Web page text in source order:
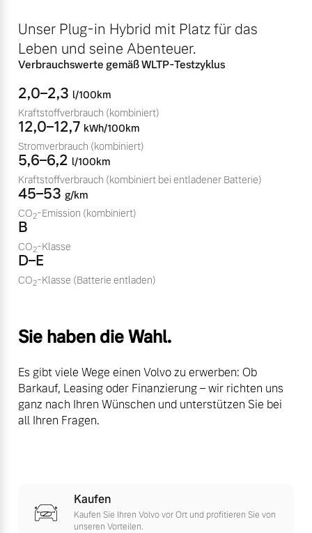
Fahrzeug konfigurieren
Sofort verfügbare Fahrzeuge
Volvo Selekt
Mehr erfahren
Editionsmodelle
Mehr erfahren
Vielzahl von Original
Volvo Winter- und
Sommer Kompletträder.
Mehr erfahren
Entdecken Sie unsere
Finanzierung & Leasing
Unser Plug-in Hybrid mit Platz für das
Leben und seine Abenteuer.
Verbrauchswerte gemäß WLTP-Testzyklus
2,0–2,3 l/100km
Kraftstoffverbrauch (kombiniert)
12,0–12,7 kWh/100km
Stromverbrauch (kombiniert)
5,6–6,2 l/100km
Kraftstoffverbrauch (kombiniert bei entladener Batterie)
45–53 g/km
CO2-Emission (kombiniert)
B
CO2-Klasse
D–E
CO2-Klasse (Batterie entladen)
Sie haben die Wahl.
Es gibt viele Wege einen Volvo zu erwerben: Ob
Barkauf, Leasing oder Finanzierung – wir richten uns
ganz nach Ihren Wünschen und unterstützen Sie bei
all Ihren Fragen.
Kaufen
Kaufen Sie Ihren Volvo vor Ort und profitieren Sie von
unseren Vorteilen.